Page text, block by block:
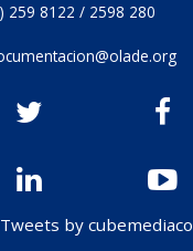
259 8122 / 2598 280
Tweets by cubemediaco